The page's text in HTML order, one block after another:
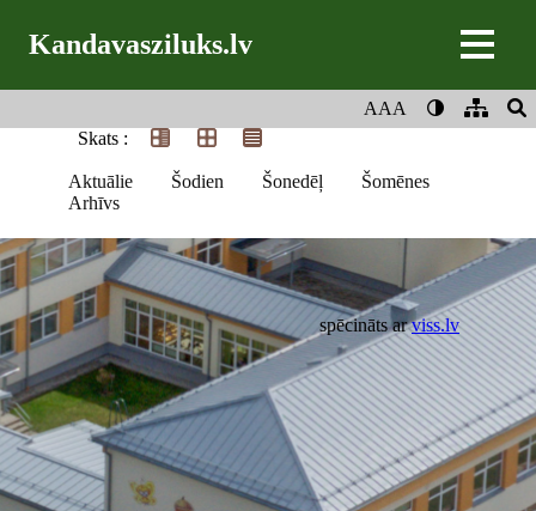
Kandavasziluks.lv
AAA
Skats :
Aktuālie Šodien Šonedēļ
Šomēnes
Arhīvs
spēcināts arviss.lv